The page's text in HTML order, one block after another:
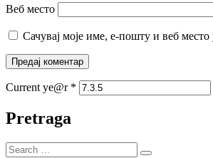
Веб место
Сачувај моје име, е-пошту и веб
Current ye@r *
Pretraga